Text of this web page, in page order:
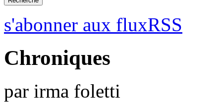
s'abonner aux fluxRSS
Chroniques
par irma foletti